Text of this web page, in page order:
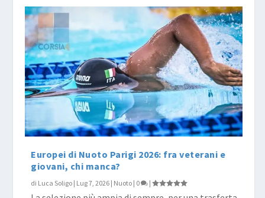
Europei di Nuoto Parigi 2026: fra veterani e
giovani, chi manca?
di Luca Soligo | Lug 7, 2026 | Nuoto | 0 |